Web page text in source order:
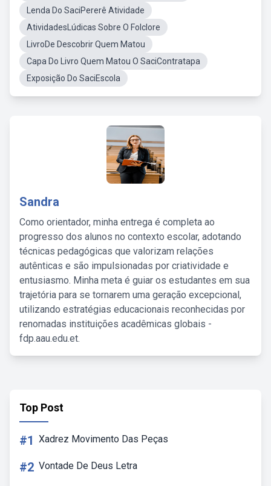
Lenda Do SaciPererê Atividade
AtividadesLúdicas Sobre O Folclore
LivroDe Descobrir Quem Matou
Capa Do Livro Quem Matou O SaciContratapa
Exposição Do SaciEscola
Sandra
Como orientador, minha entrega é completa ao
progresso dos alunos no contexto escolar, adotando
técnicas pedagógicas que valorizam relações
autênticas e são impulsionadas por criatividade e
entusiasmo. Minha meta é guiar os estudantes em sua
trajetória para se tornarem uma geração excepcional,
utilizando estratégias educacionais reconhecidas por
renomadas instituições acadêmicas globais -
fdp.aau.edu.et.
Top Post
#1 Xadrez Movimento Das Peças
#2 Vontade De Deus Letra